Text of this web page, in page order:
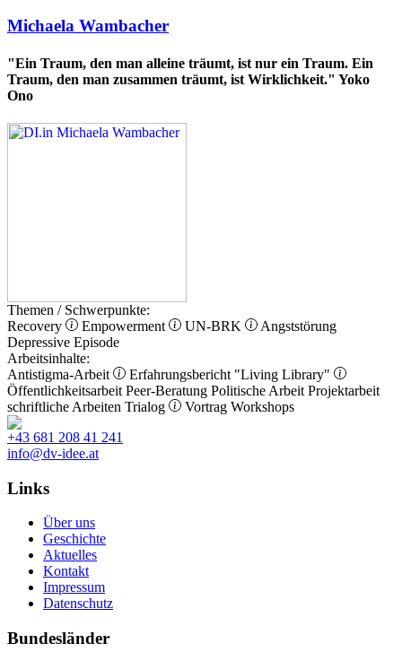
Michaela Wambacher
"Ein Traum, den man alleine träumt, ist nur ein Traum. Ein
Traum, den man zusammen träumt, ist Wirklichkeit." Yoko
Ono
Themen / Schwerpunkte:
Recovery
Empowerment UN-BRK
Angststörung
Depressive Episode
Arbeitsinhalte:
Antistigma-Arbeit
Erfahrungsbericht "Living Library"
Öffentlichkeitsarbeit Peer-Beratung Politische Arbeit Projektarbeit
schriftliche Arbeiten Trialog Vortrag Workshops
+43 681 208 41 241
info@dv-idee.at
Links
Über uns
Geschichte
Aktuelles
Kontakt
Impressum
Datenschutz
Bundesländer